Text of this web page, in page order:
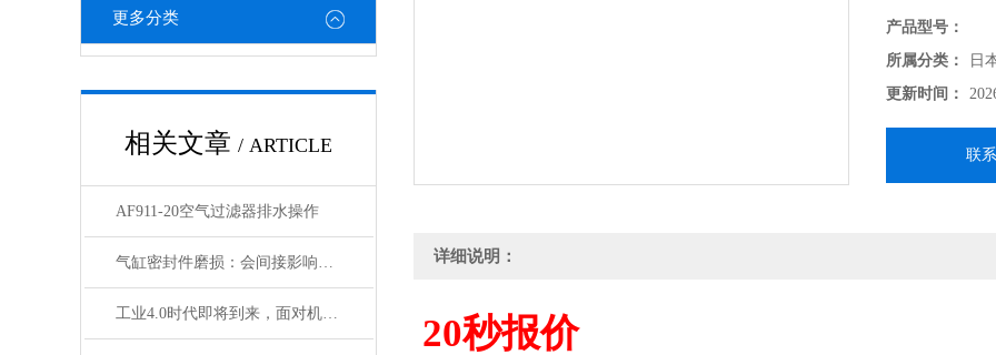
更多分类
相关文章 / ARTICLE
AF911-20空气过滤器排水操作
气缸密封件磨损：会间接影响电磁阀与锁定阀的性能吗
工业4.0时代即将到来，面对机遇与挑战，日本SMC该如何应对？
产品型号：
所属分类：
日
更新时间：
联
详细说明：
20秒报价